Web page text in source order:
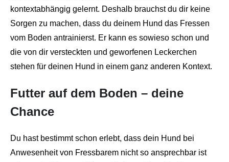
kontextabhängig gelernt. Deshalb brauchst du dir keine
Sorgen zu machen, dass du deinem Hund das Fressen
vom Boden antrainierst. Er kann es sowieso schon und
die von dir versteckten und geworfenen Leckerchen
stehen für deinen Hund in einem ganz anderen Kontext.
Futter auf dem Boden – deine
Chance
Du hast bestimmt schon erlebt, dass dein Hund bei
Anwesenheit von Fressbarem nicht so ansprechbar ist